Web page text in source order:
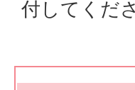
付してくだ